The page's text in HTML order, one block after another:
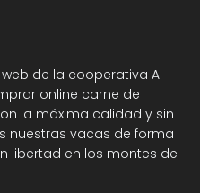
web de la cooperativa A
online carne de
la máxima calidad y sin
nuestras vacas de forma
libertad en los montes de